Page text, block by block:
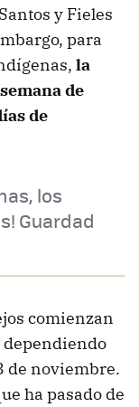
y Fieles
para
la
de
de
los
Guardad
comienzan
dependiendo
de noviembre.
ha pasado de